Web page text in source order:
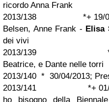
ricordo Anna Frank
2013/138 *+ 19/04/
Belsen, Anne Frank - Elisa
dei vivi
2013/139 *+ 22/
Beatrice, e Dante nelle torri
2013/140 * 30/04/2013;
2013/141 *+ 01/05/
ho bisogno della